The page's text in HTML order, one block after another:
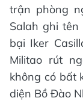
trận phòng
Salah ghi
bại Iker
Militao rút
không có bất
diện Bồ Đào